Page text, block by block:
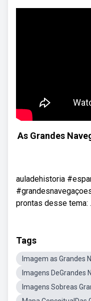
As Grandes
auladehistoria
prontas desse tema:
Tags
Imagem as Grandes
Imagens DeGrandes
Imagens Sobreas